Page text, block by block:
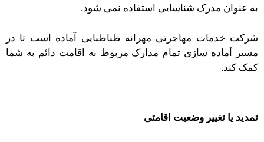
به عنوان مدرک شناسایی استفاده نمی شود.
شرکت خدمات مهاجرتی مهرانه طباطبایی آماده است تا در
مسیر آماده سازی تمام مدارک مربوط به اقامت دائم به شما
کمک کند.
تمدید یا تغییر وضعیت اقامتی